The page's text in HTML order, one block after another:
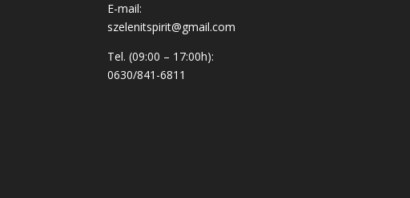
E-mail:
szelenitspirit@gmail.com
Tel. (09:00 – 17:00h):
0630/841-6811